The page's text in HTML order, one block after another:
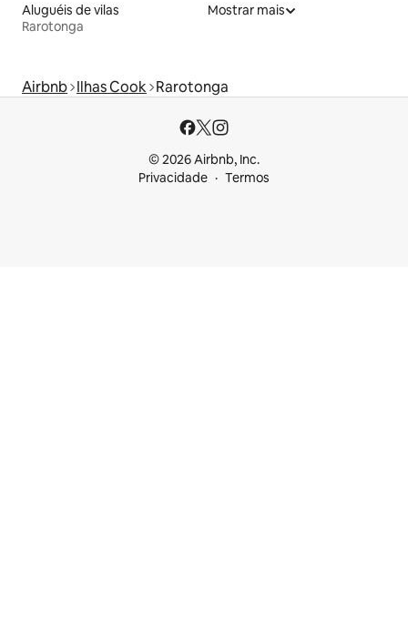
Aluguéis de vilas
Rarotonga
Mostrar mais
Airbnb Ilhas Cook Rarotonga
© 2026 Airbnb, Inc.
Privacidade
Termos